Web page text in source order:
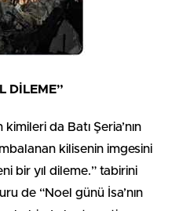
DİLEME”
da Batı Şeria’nın
kilisenin imgesini
bir yıl dileme.” tabirini
de “Noel günü İsa’nın